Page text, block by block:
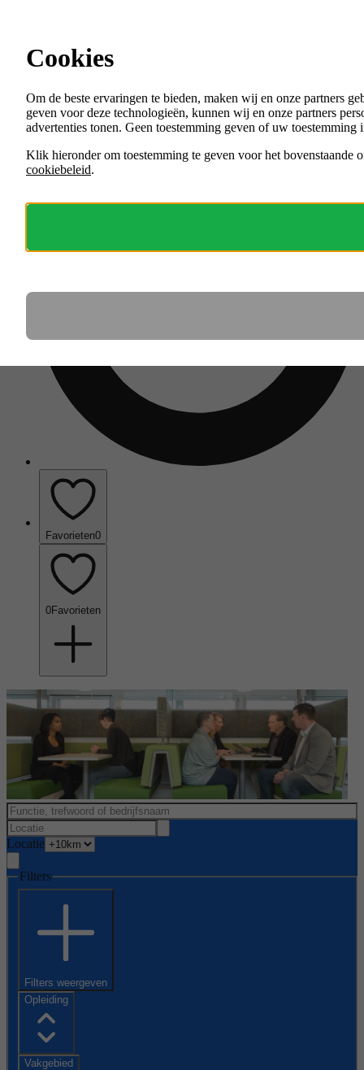
Menu
VACATURES
ORGANISATIES
Favorieten0
0Favorieten
Locatie
Filters
Filters weergeven
Opleiding
Vakgebied
Cookies
Om de beste ervaringen te bieden, maken wij en onze partners
geven voor deze technologieën, kunnen wij en onze partners
advertenties tonen. Geen toestemming geven of uw
Klik hieronder om toestemming te geven voor het bovenstaande
cookiebeleid.